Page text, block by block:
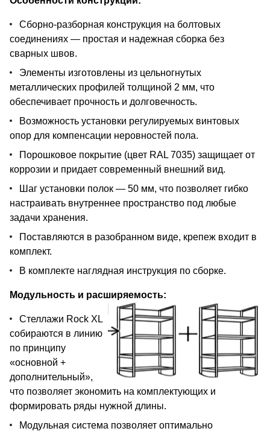
Сборно-разборная конструкция на болтовых
соединениях — простая и надежная сборка без
сварных швов.
Элементы изготовлены из цельногнутых
металлических профилей толщиной 2 мм, что
обеспечивает прочность и долговечность.
Возможность установки регулируемых винтовых
опор для компенсации неровностей пола.
Порошковое покрытие (цвет RAL 7035) защищает от
коррозии и придает современный внешний вид.
Шаг установки полок — 50 мм, что позволяет гибко
настраивать внутреннее пространство под любые
задачи хранения.
Поставляются в разобранном виде, крепеж входит в
комплект.
В комплекте наглядная инструкция по сборке.
Модульность и расширяемость:
Стеллажи Rock XL
собираются в линию
по принципу
«основной +
дополнительный»,
что позволяет экономить на комплектующих и
формировать ряды нужной длины.
Модульная система позволяет оптимально